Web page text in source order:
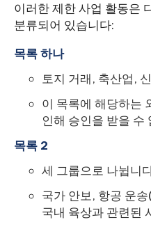
이러한 제한 사업 활동은
분류되어 있습니다:
목록 하나
토지 거래, 축산업,
이 목록에 해당하는
인해 승인을 받을 수
목록 2
세 그룹으로 나뉩니
국가 안보, 항공 운
국내 육상과 관련된